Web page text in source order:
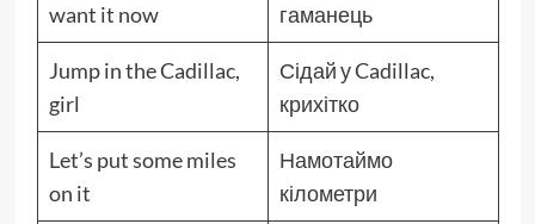
want it now
гаманець
Jump in the Cadillac,
girl
Сідай у Cadillac,
крихітко
Let’s put some miles
on it
Намотаймо
кілометри